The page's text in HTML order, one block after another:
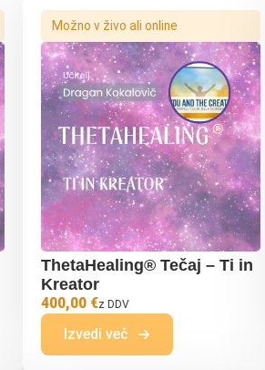
Možno v živo ali online
ThetaHealing® Tečaj – Ti in
Kreator
400,00 €z DDV
Izvedi več